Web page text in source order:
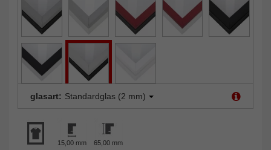
glasart: Standardglas (2 mm)
15,00 mm 65,00 mm